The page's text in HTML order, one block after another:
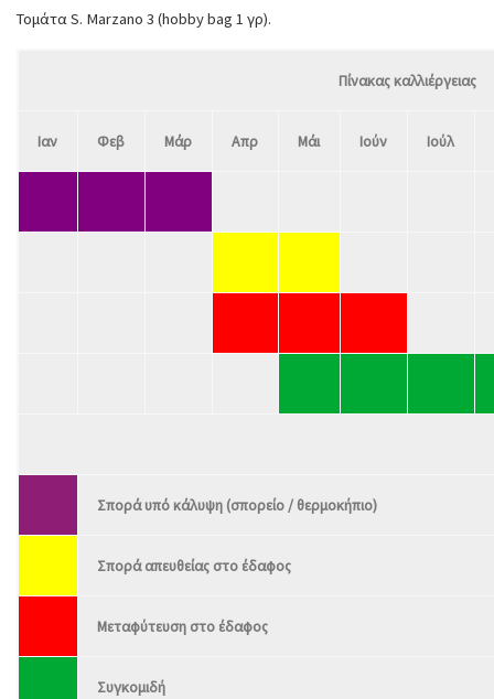
Τομάτα S. Marzano 3 (hobby bag 1 γρ).
Πίνακας καλλιέργειας
Ιαν Φεβ Μάρ Απρ Μάι Ιούν Ιούλ
Σπορά υπό κάλυψη (σπορείο / θερμοκήπιο)
Σπορά απευθείας στο έδαφος
Μεταφύτευση στο έδαφος
Συγκομιδή